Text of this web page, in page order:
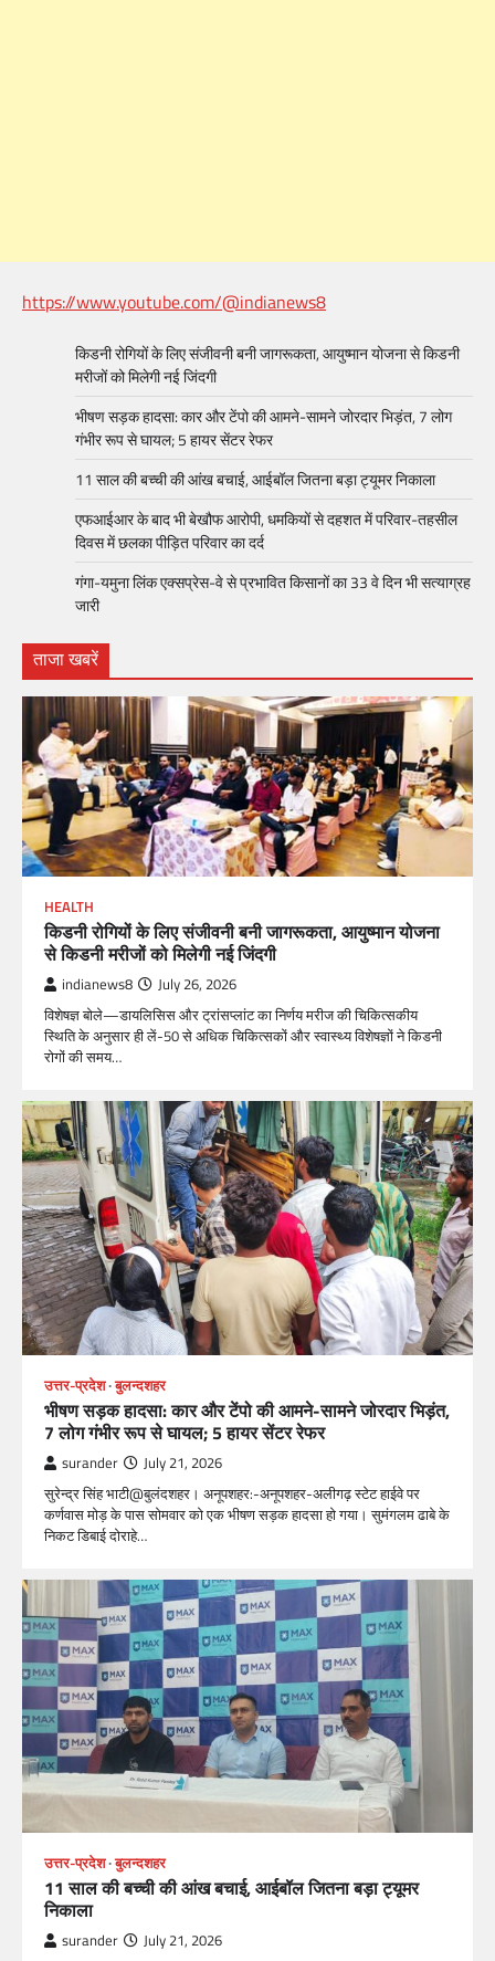
https://www.youtube.com/@indianews8
किडनी रोगियों के लिए संजीवनी बनी जागरूकता, आयुष्मान योजना से किडनी
मरीजों को मिलेगी नई जिंदगी
भीषण सड़क हादसा: कार और टेंपो की आमने-सामने जोरदार भिड़ंत, 7 लोग
गंभीर रूप से घायल; 5 हायर सेंटर रेफर​
11 साल की बच्ची की आंख बचाई, आईबॉल जितना बड़ा ट्यूमर निकाला
एफआईआर के बाद भी बेखौफ आरोपी, धमकियों से दहशत में परिवार-तहसील
दिवस में छलका पीड़ित परिवार का दर्द
गंगा-यमुना लिंक एक्सप्रेस-वे से प्रभावित किसानों का 33 वे दिन भी सत्याग्रह
जारी
ताजा खबरें
HEALTH
किडनी रोगियों के लिए संजीवनी बनी जागरूकता, आयुष्मान योजना
से किडनी मरीजों को मिलेगी नई जिंदगी
indianews8 July 26, 2026
विशेषज्ञ बोले—डायलिसिस और ट्रांसप्लांट का निर्णय मरीज की चिकित्सकीय
स्थिति के अनुसार ही लें-50 से अधिक चिकित्सकों और स्वास्थ्य विशेषज्ञों ने किडनी
रोगों की समय…
उत्तर-प्रदेश बुलन्दशहर
भीषण सड़क हादसा: कार और टेंपो की आमने-सामने जोरदार भिड़ंत,
7 लोग गंभीर रूप से घायल; 5 हायर सेंटर रेफर​
surander July 21, 2026
सुरेन्द्र सिंह भाटी@बुलंदशहर। अनूपशहर:-अनूपशहर-अलीगढ़ स्टेट हाईवे पर
कर्णवास मोड़ के पास सोमवार को एक भीषण सड़क हादसा हो गया। सुमंगलम ढाबे के
निकट डिबाई दोराहे…
उत्तर-प्रदेश बुलन्दशहर
11 साल की बच्ची की आंख बचाई, आईबॉल जितना बड़ा ट्यूमर
निकाला
surander July 21, 2026